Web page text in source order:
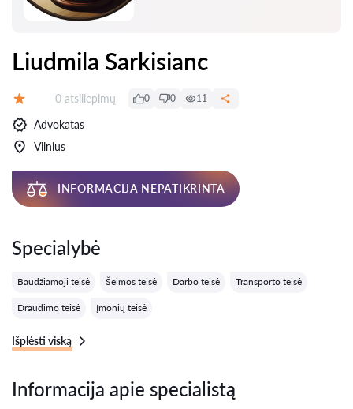
Liudmila Sarkisianc
Atsiliepimų:
0 atsiliepimų 0 0 11
Advokatas
Vilnius
INFORMACIJA NEPATIKRINTA
Specialybė
Baudžiamoji teisė Šeimos teisė Darbo teisė Transporto teisė
Draudimo teisė Įmonių teisė
Išplėsti viską
Informacija apie specialistą